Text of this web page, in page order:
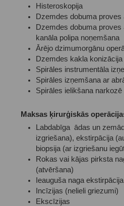
Histeroskopija
Dzemdes dobuma
Dzemdes dobuma
kanāla polipa noņemšana
Ārējo dzimumorgānu
Dzemdes kakla konizācija
Spirāles instrumentāla
Spirāles izņemšana ar
Spirāles ielikšana
Maksas ķirurģiskās
Labdabīga ādas un
izgriešana), ekstirpācija
biopsija (ar izgriešanu
Rokas vai kājas pirksta
(atvēršana)
Ieauguša naga
Incīzijas (nelieli griezumi)
Ekscīzijas